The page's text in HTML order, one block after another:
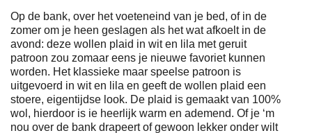
Op de bank, over het voeteneind van je bed, of in de
zomer om je heen geslagen als het wat afkoelt in de
avond: deze wollen plaid in wit en lila met geruit
patroon zou zomaar eens je nieuwe favoriet kunnen
worden. Het klassieke maar speelse patroon is
uitgevoerd in wit en lila en geeft de wollen plaid een
stoere, eigentijdse look. De plaid is gemaakt van 100%
wol, hierdoor is ie heerlijk warm en ademend. Of je ‘m
nou over de bank drapeert of gewoon lekker onder wilt